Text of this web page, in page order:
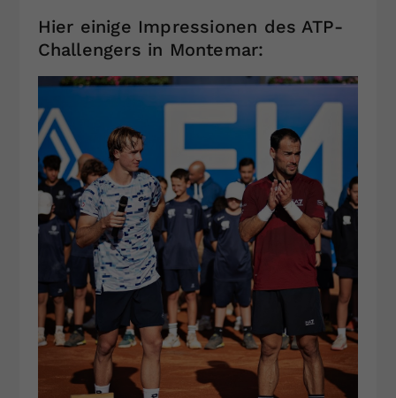
Hier einige Impressionen des ATP-
Challengers in Montemar: